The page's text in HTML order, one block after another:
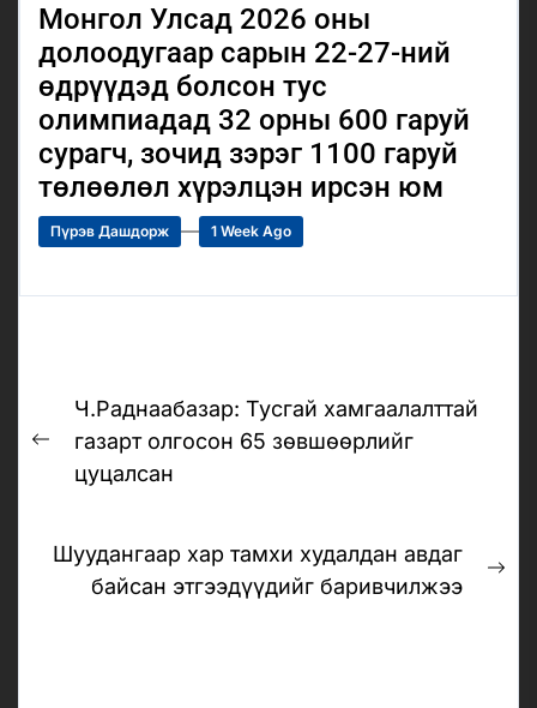
Монгол Улсад 2026 оны
долоодугаар сарын 22-27-ний
өдрүүдэд болсон тус
олимпиадад 32 орны 600 гаруй
сурагч, зочид зэрэг 1100 гаруй
төлөөлөл хүрэлцэн ирсэн юм
Пүрэв Дашдорж 1 Week Ago
navigation
Previous
post:
Ч.Раднаабазар: Тусгай хамгаалалттай
газарт олгосон 65 зөвшөөрлийг
цуцалсан
Шуудангаар хар тамхи худалдан авдаг
байсан этгээдүүдийг баривчилжээ